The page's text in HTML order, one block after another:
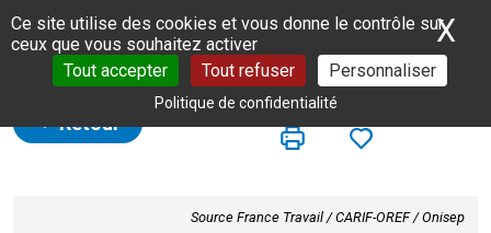
Panneau de gestion des cookies
Ce site utilise des cookies et vous donne le contrôle sur
ceux que vous souhaitez activer
Tout accepter
Tout refuser Personnaliser
Politique de confidentialité
X
Retour
Source France Travail / CARIF-OREF / Onisep